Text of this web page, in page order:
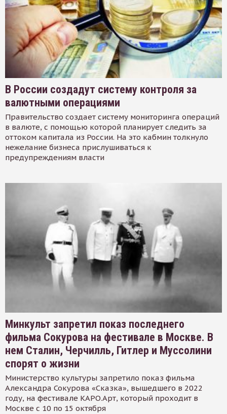
В России создадут систему контроля за
валютными операциями
Правительство создает систему мониторинга операций
в валюте, с помощью которой планирует следить за
оттоком капитала из России. На это кабмин толкнуло
нежелание бизнеса прислушиваться к
предупреждениям власти
Минкульт запретил показ последнего
фильма Сокурова на фестивале в Москве. В
нем Сталин, Черчилль, Гитлер и Муссолини
спорят о жизни
Министерство культуры запретило показ фильма
Александра Сокурова «Сказка», вышедшего в 2022
году, на фестивале КАРО.Арт, который проходит в
Москве с 10 по 15 октября